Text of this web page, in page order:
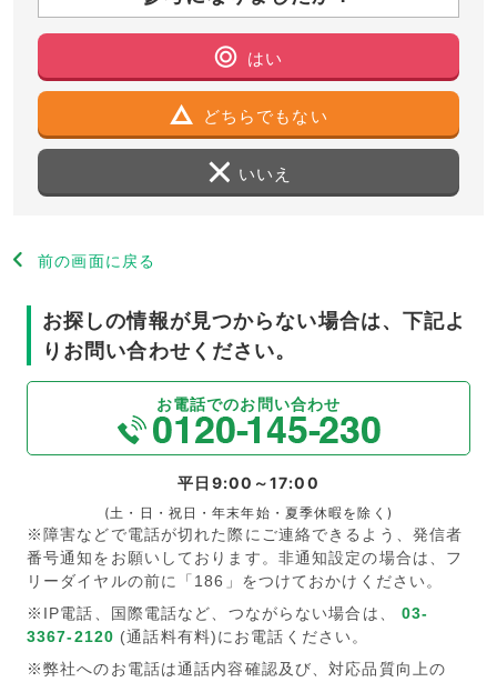
はい
どちらでもない
いいえ
前の画面に戻る
お探しの情報が見つからない場合は、下記よ
りお問い合わせください。
お電話でのお問い合わせ
平日9:00～17:00
(土・日・祝日・年末年始・夏季休暇を除く)
※障害などで電話が切れた際にご連絡できるよう、発信者
番号通知をお願いしております。非通知設定の場合は、フ
リーダイヤルの前に「186」をつけておかけください。
※IP電話、国際電話など、つながらない場合は、 03-
3367-2120 (通話料有料)にお電話ください。
※弊社へのお電話は通話内容確認及び、対応品質向上の